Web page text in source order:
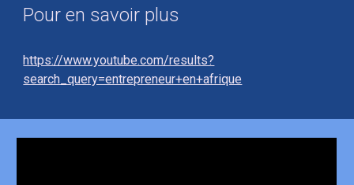
Pour en savoir plus
https://www.youtube.com/results?
search_query=entrepreneur+en+afrique